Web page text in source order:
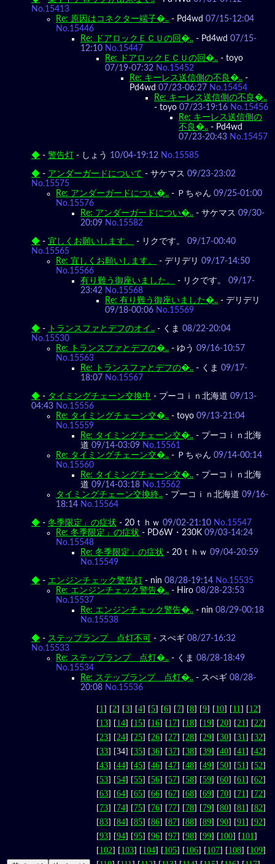
No.15413
Re: 原因はコネクター端子�.. - Pd4wd 07/15-12:04
No.15446
Re: ドアロックＥＣＵの回�.. - Pd4wd 07/15-
12:10 No.15447
Re: ドアロックＥＣＵの回�.. - toyo
07/19-07:32 No.15452
Re: キーレス送信側の不良�.. -
Pd4wd 07/23-06:27 No.15454
Re: キーレス送信側の不良�..
- toyo 07/23-19:16 No.15456
Re: キーレス送信側の
不良�.. - Pd4wd
07/23-20:43 No.15457
◆ - 警告灯 - しょう 10/04-19:12 No.15585
◆ - アンダーガードについて - サケマス 09/23-23:02
No.15575
Re: アンダーガードについ�.. - Ｐちゃん 09/25-01:00
No.15576
Re: アンダーガードについ�.. - サケマス 09/30-
20:09 No.15582
◆ - 宜しくお願いします。 - リクです。
09/17-00:40
No.15565
Re: 宜しくお願いします。
- デリデリ 09/17-14:50
No.15566
有り難う御座いました。
- リクです。
09/17-
23:42 No.15568
Re: 有り難う御座いました�.. - デリデリ
09/18-00:06 No.15569
◆ - トランスファとデフのオイ.. - くま 08/22-20:04
No.15530
Re: トランスファとデフの�.. - ゆう 09/16-10:57
No.15563
Re: トランスファとデフの�.. - くま 09/17-
18:07 No.15567
◆ - タイミングチェーン交換中 - プーコｉｎ北海道 09/13-
04:43 No.15556
Re: タイミングチェーン交�.. - toyo 09/13-21:04
No.15559
Re: タイミングチェーン交�.. - プーコｉｎ北海
道 09/14-03:09 No.15561
Re: タイミングチェーン交�.. - Ｐちゃん 09/14-00:14
No.15560
Re: タイミングチェーン交�.. - プーコｉｎ北海
道 09/14-03:18 No.15562
タイミングチェーン交換終.. - プーコｉｎ北海道 09/16-
18:14 No.15564
◆ - 冬季限定」の症状 - 20ｔｈｗ 09/02-21:10 No.15547
Re: 冬季限定」の症状 - PD6W・230K 09/03-14:24
No.15548
Re: 冬季限定」の症状 - 20ｔｈｗ 09/04-20:59
No.15549
◆ - エンジンチェック警告灯 - nin 08/28-19:14 No.15535
Re: エンジンチェック警告�.. - Hiro 08/28-23:53
No.15537
Re: エンジンチェック警告�.. - nin 08/29-00:18
No.15538
◆ - ステップランプ 点灯不可 - スぺギ 08/27-16:32
No.15533
Re: ステップランプ 点灯�.. - くま 08/28-18:49
No.15534
Re: ステップランプ 点灯�.. - スぺギ 08/28-
20:08 No.15536
[1] [2] [3] [4] [5] [6] [7] [8] [9] [10] [11] [12]
[13] [14] [15] [16] [17] [18] [19] [20] [21] [22]
[23] [24] [25] [26] [27] [28] [29] [30] [31] [32]
[33] [34] [35] [36] [37] [38] [39] [40] [41] [42]
[43] [44] [45] [46] [47] [48] [49] [50] [51] [52]
[53] [54] [55] [56] [57] [58] [59] [60] [61] [62]
[63] [64] [65] [66] [67] [68] [69] [70] [71] [72]
[73] [74] [75] [76] [77] [78] [79] [80] [81] [82]
[83] [84] [85] [86] [87] [88] [89] [90] [91] [92]
[93] [94] [95] [96] [97] [98] [99] [100] [101]
[102] [103] [104] [105] [106] [107] [108] [109]